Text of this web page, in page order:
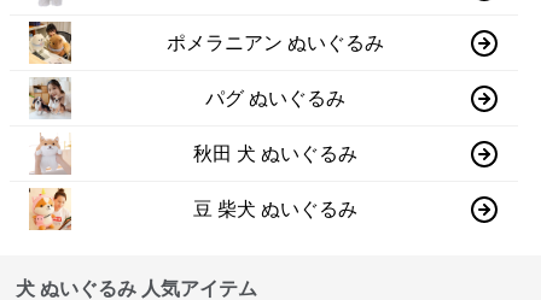
ポメラニアン ぬいぐるみ
パグ ぬいぐるみ
秋田 犬 ぬいぐるみ
豆 柴犬 ぬいぐるみ
犬 ぬいぐるみ 人気アイテム